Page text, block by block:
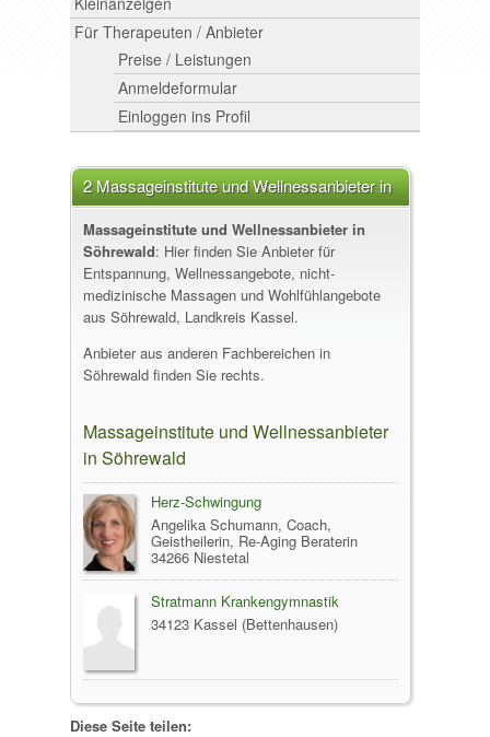
Für Therapeuten / Anbieter
Preise / Leistungen
Anmeldeformular
Einloggen ins Profil
2 Massageinstitute und Wellnessanbieter in
Söhrewald
Massageinstitute und Wellnessanbieter in
Söhrewald: Hier finden Sie Anbieter für
Entspannung, Wellnessangebote, nicht-
medizinische Massagen und Wohlfühlangebote
aus Söhrewald, Landkreis Kassel.
Anbieter aus anderen Fachbereichen in
Söhrewald finden Sie rechts.
Massageinstitute und Wellnessanbieter
in Söhrewald
Herz-Schwingung
Angelika Schumann, Coach,
Geistheilerin, Re-Aging Beraterin
34266 Niestetal
Stratmann Krankengymnastik
34123 Kassel (Bettenhausen)
Diese Seite teilen: